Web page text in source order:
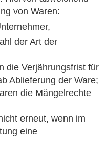
von Waren:
der Art der
die Verjährungsfrist für
Ablieferung der Ware;
die Mängelrechte
erneut, wenn im
eine